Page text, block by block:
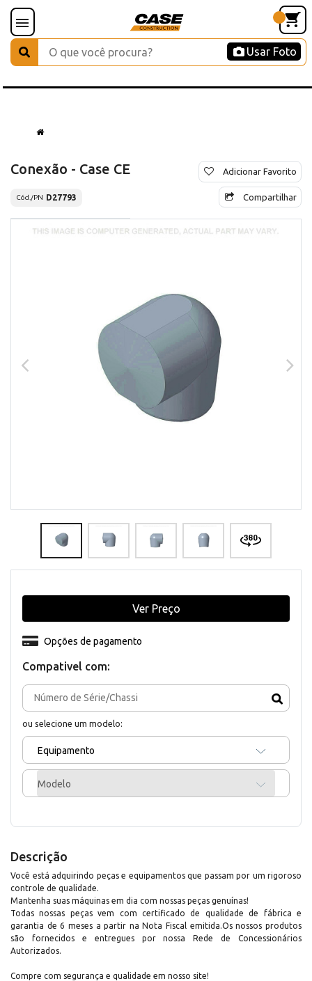
Usar Foto
Conexão - Case CE
Cód./PN D27793
Adicionar Favorito
Compartilhar
Compativel com:
ou selecione um modelo:
Equipamento
Modelo
Opções de pagamento
Ver Preço
Descrição
Você está adquirindo peças e equipamentos que passam por um rigoroso
controle de qualidade.
Mantenha suas máquinas em dia com nossas peças genuínas!
Todas nossas peças vem com certificado de qualidade de fábrica e
garantia de 6 meses a partir na Nota Fiscal emitida.Os nossos produtos
são fornecidos e entregues por nossa Rede de Concessionários
Autorizados.
Compre com segurança e qualidade em nosso site!